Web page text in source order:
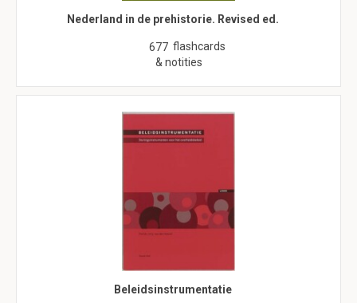
Nederland in de prehistorie. Revised ed.
677 flashcards
& notities
Beleidsinstrumentatie